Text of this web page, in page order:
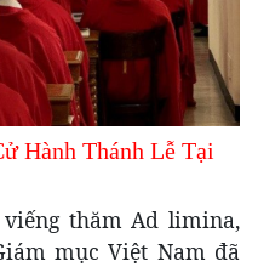
Hành Thánh Lễ Tại
thăm Ad limina,
mục Việt Nam đã